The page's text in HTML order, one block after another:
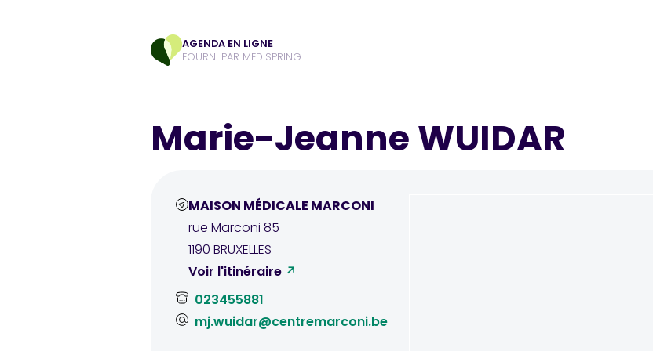
AGENDA EN LIGNE
FOURNI PAR MEDISPRING
Marie-Jeanne WUIDAR
MAISON MÉDICALE MARCONI
rue Marconi 85
1190 BRUXELLES
Voir l'itinéraire
023455881
mj.wuidar@centremarconi.be